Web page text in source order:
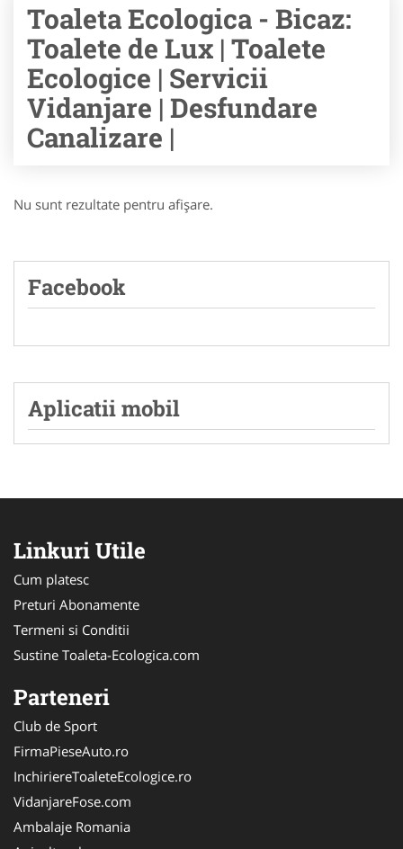
Toaleta Ecologica - Bicaz:
Toalete de Lux | Toalete
Ecologice | Servicii
Vidanjare | Desfundare
Canalizare |
Nu sunt rezultate pentru afişare.
Facebook
Aplicatii mobil
Linkuri Utile
Cum platesc
Preturi Abonamente
Termeni si Conditii
Sustine Toaleta-Ecologica.com
Parteneri
Club de Sport
FirmaPieseAuto.ro
InchiriereToaleteEcologice.ro
VidanjareFose.com
Ambalaje Romania